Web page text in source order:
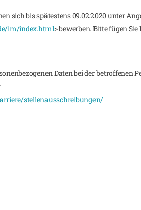
sich bis spätestens 09.02.2020 unter
im/index.html> bewerben. Bitte fügen
Daten bei der betroffenen
stellenausschreibungen/